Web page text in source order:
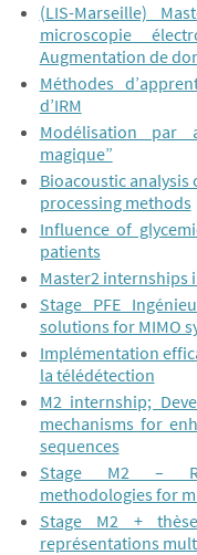
(LIS-Marseille)
microscopie
Augmentation de
Méthodes
d’IRM
Modélisation par
magique”
Bioacoustic
processing methods
Influence of
patients
Master2 internships
Stage PFE
solutions for MIMO
Implémentation
la télédétection
M2 internship;
mechanisms for
sequences
Stage M2 –
methodologies for
Stage M2 +
représentations